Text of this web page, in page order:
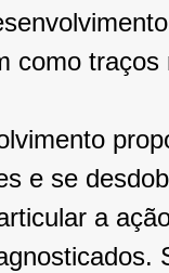
como
e se
a